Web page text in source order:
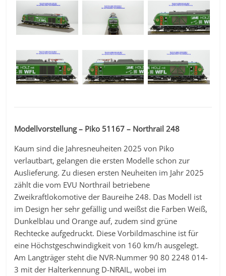
Modellvorstellung – Piko 51167 – Northrail 248
Kaum sind die Jahresneuheiten 2025 von Piko
verlautbart, gelangen die ersten Modelle schon zur
Auslieferung. Zu diesen ersten Neuheiten im Jahr 2025
zählt die vom EVU Northrail betriebene
Zweikraftlokomotive der Baureihe 248. Das Modell ist
im Design her sehr gefällig und weißst die Farben Weiß,
Dunkelblau und Orange auf, zudem sind grüne
Rechtecke aufgedruckt. Diese Vorbildmaschine ist für
eine Höchstgeschwindigkeit von 160 km/h ausgelegt.
Am Langträger steht die NVR-Nummer 90 80 2248 014-
3 mit der Halterkennung D-NRAIL, wobei im